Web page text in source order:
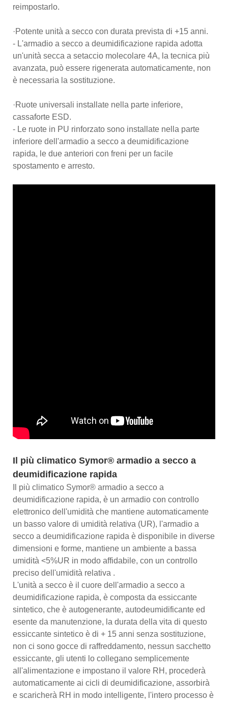
reimpostarlo.
·Potente unità a secco con durata prevista di +15 anni.
- L'armadio a secco a deumidificazione rapida adotta
un'unità secca a setaccio molecolare 4A, la tecnica più
avanzata, può essere rigenerata automaticamente, non
è necessaria la sostituzione.
·Ruote universali installate nella parte inferiore,
cassaforte ESD.
- Le ruote in PU rinforzato sono installate nella parte
inferiore dell'armadio a secco a deumidificazione
rapida, le due anteriori con freni per un facile
spostamento e arresto.
Il più climatico Symor® armadio a secco a
deumidificazione rapida
Il più climatico Symor® armadio a secco a
deumidificazione rapida, è un armadio con controllo
elettronico dell'umidità che mantiene automaticamente
un basso valore di umidità relativa (UR), l'armadio a
secco a deumidificazione rapida è disponibile in diverse
dimensioni e forme, mantiene un ambiente a bassa
umidità <5%UR in modo affidabile, con un controllo
preciso dell'umidità relativa .
L'unità a secco è il cuore dell'armadio a secco a
deumidificazione rapida, è composta da essiccante
sintetico, che è autogenerante, autodeumidificante ed
esente da manutenzione, la durata della vita di questo
essiccante sintetico è di + 15 anni senza sostituzione,
non ci sono gocce di raffreddamento, nessun sacchetto
essiccante, gli utenti lo collegano semplicemente
all'alimentazione e impostano il valore RH, procederà
automaticamente ai cicli di deumidificazione, assorbirà
e scaricherà RH in modo intelligente, l'intero processo è